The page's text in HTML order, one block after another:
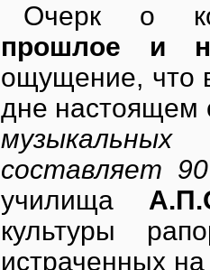
Очерк о
прошлое и
ощущение, что
дне настоящем
составляет
училища
культуры
истраченных